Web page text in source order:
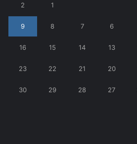
1
2
6
7
8
9
13
14
15
16
20
21
22
23
27
28
29
30